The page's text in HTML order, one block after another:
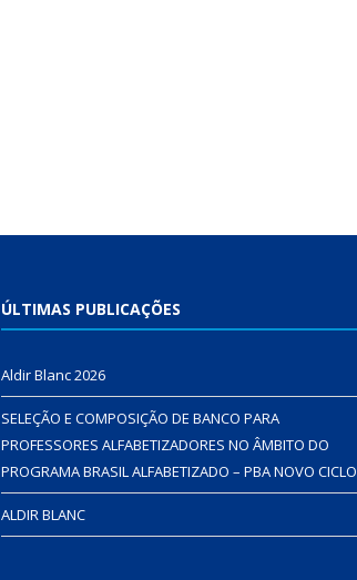
ÚLTIMAS PUBLICAÇÕES
Aldir Blanc 2026
SELEÇÃO E COMPOSIÇÃO DE BANCO PARA
PROFESSORES ALFABETIZADORES NO ÂMBITO DO
PROGRAMA BRASIL ALFABETIZADO – PBA NOVO CICLO
ALDIR BLANC